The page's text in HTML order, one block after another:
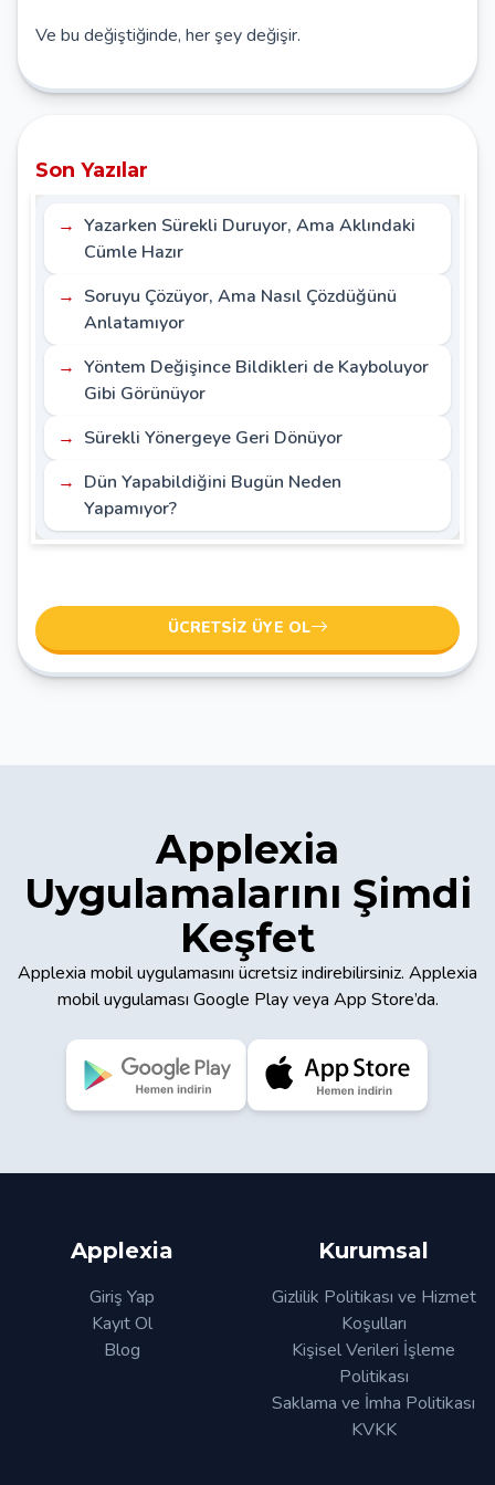
Ve bu değiştiğinde, her şey değişir.
Son Yazılar
Yazarken Sürekli Duruyor, Ama Aklındaki
Cümle Hazır
Soruyu Çözüyor, Ama Nasıl Çözdüğünü
Anlatamıyor
Yöntem Değişince Bildikleri de Kayboluyor
Gibi Görünüyor
Sürekli Yönergeye Geri Dönüyor
Dün Yapabildiğini Bugün Neden
Yapamıyor?
ÜCRETSIZ ÜYE OL
Applexia
Uygulamalarını Şimdi
Keşfet
Applexia mobil uygulamasını ücretsiz indirebilirsiniz. Applexia
mobil uygulaması Google Play veya App Store’da.
Applexia
Giriş Yap
Kayıt Ol
Blog
Kurumsal
Gizlilik Politikası ve Hizmet
Koşulları
Kişisel Verileri İşleme
Politikası
Saklama ve İmha Politikası
KVKK